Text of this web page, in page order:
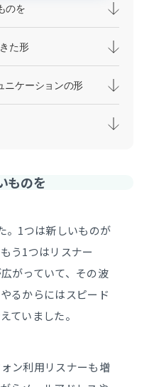
のを
た形
ニケーションの形
ものを
。1つは新しいものが
う1つはリスナー
がっていて、その波
るからにはスピード
ていました。
ン利用リスナーも増